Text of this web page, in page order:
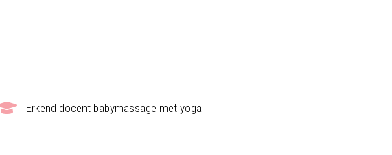
Erkend docent babymassage met yoga